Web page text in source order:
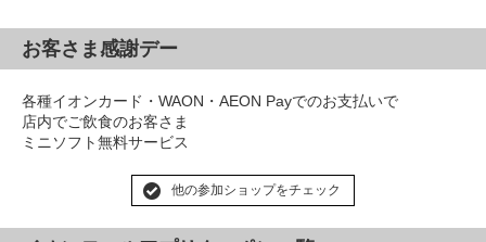
お客さま感謝デー
各種イオンカード・WAON・AEON Payでのお支払いで
店内でご飲食のお客さま
ミニソフト無料サービス
他の参加ショップをチェック